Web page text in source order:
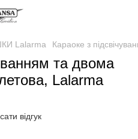
Lalarma Караоке з
та двома
Lalarma
відгук